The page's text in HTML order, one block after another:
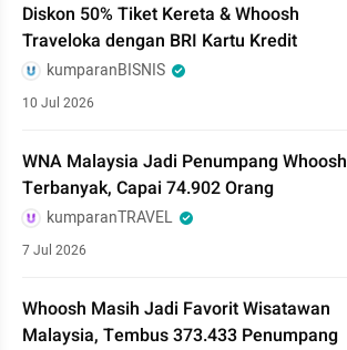
Diskon 50% Tiket Kereta & Whoosh
Traveloka dengan BRI Kartu Kredit
kumparanBISNIS
10 Jul 2026
WNA Malaysia Jadi Penumpang Whoosh
Terbanyak, Capai 74.902 Orang
kumparanTRAVEL
7 Jul 2026
Whoosh Masih Jadi Favorit Wisatawan
Malaysia, Tembus 373.433 Penumpang